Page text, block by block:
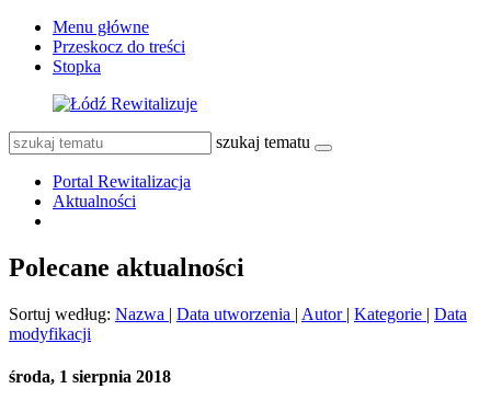
Menu główne
Przeskocz do treści
Stopka
szukaj tematu
Portal Rewitalizacja
Aktualności
Polecane aktualności
Sortuj według: Nazwa | Data utworzenia | Autor | Kategorie | Data
modyfikacji
środa, 1 sierpnia 2018